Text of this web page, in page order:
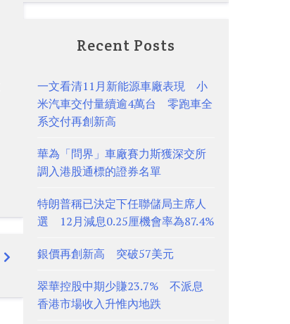
Recent Posts
一文看清11月新能源車廠表現 小
米汽車交付量續逾4萬台 零跑車全
系交付再創新高
華為「問界」車廠賽力斯獲深交所
調入港股通標的證券名單
特朗普稱已決定下任聯儲局主席人
選 12月減息0.25厘機會率為87.4%
銀價再創新高 突破57美元
翠華控股中期少賺23.7% 不派息
香港市場收入升惟內地跌